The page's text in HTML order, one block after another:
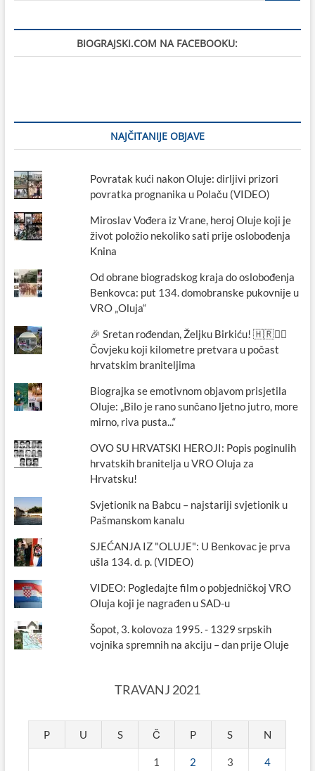
BIOGRAJSKI.COM NA FACEBOOKU:
NAJČITANIJE OBJAVE
Povratak kući nakon Oluje: dirljivi prizori
povratka prognanika u Polaču (VIDEO)
Miroslav Vođera iz Vrane, heroj Oluje koji je
život položio nekoliko sati prije oslobođenja
Knina
Od obrane biogradskog kraja do oslobođenja
Benkovca: put 134. domobranske pukovnije u
VRO „Oluja“
🎉 Sretan rođendan, Željku Birkiću! 🇭🇷🏃‍♂️
Čovjeku koji kilometre pretvara u počast
hrvatskim braniteljima
Biograjka se emotivnom objavom prisjetila
Oluje: „Bilo je rano sunčano ljetno jutro, more
mirno, riva pusta...“
OVO SU HRVATSKI HEROJI: Popis poginulih
hrvatskih branitelja u VRO Oluja za
Hrvatsku!
Svjetionik na Babcu – najstariji svjetionik u
Pašmanskom kanalu
SJEĆANJA IZ "OLUJE": U Benkovac je prva
ušla 134. d. p. (VIDEO)
VIDEO: Pogledajte film o pobjedničkoj VRO
Oluja koji je nagrađen u SAD-u
Šopot, 3. kolovoza 1995. - 1329 srpskih
vojnika spremnih na akciju – dan prije Oluje
TRAVANJ 2021
P U S Č P S N
1 2 3 4